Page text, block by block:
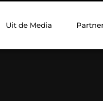
Uit de Media